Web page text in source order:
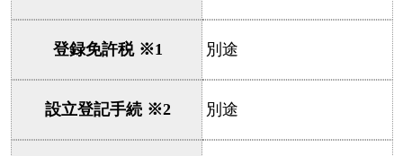
登録免許税 ※1 別途
設立登記手続 ※2 別途